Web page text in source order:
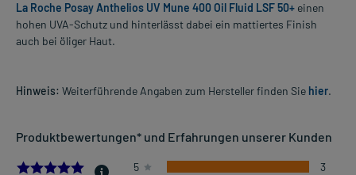
La Roche Posay Anthelios UV Mune 400 Oil Fluid LSF 50+ einen
hohen UVA-Schutz und hinterlässt dabei ein mattiertes Finish
auch bei öliger Haut.
Hinweis: Weiterführende Angaben zum Hersteller finden Sie hier.
Produktbewertungen* und Erfahrungen unserer Kunden
5.0 5
3